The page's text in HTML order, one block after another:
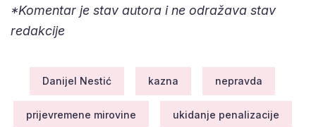
*Komentar je stav autora i ne odražava stav
redakcije
Danijel Nestić kazna nepravda
prijevremene mirovine ukidanje penalizacije